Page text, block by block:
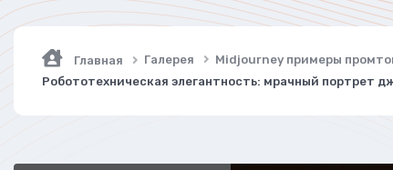
Главная Галерея
Midjourney примеры
Робототехническая элегантность: мрачный портрет